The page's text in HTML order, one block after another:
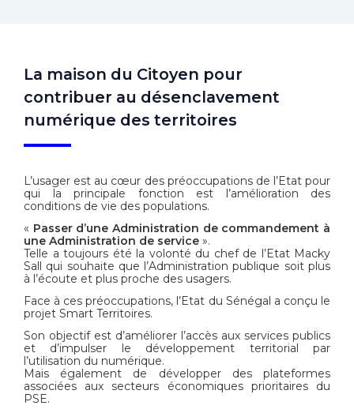
La maison du Citoyen pour
contribuer au désenclavement
numérique des territoires
L’usager est au cœur des préoccupations de l’Etat pour
qui la principale fonction est l’amélioration des
conditions de vie des populations.
« Passer d’une Administration de commandement à
une Administration de service ».
Telle a toujours été la volonté du chef de l’Etat Macky
Sall qui souhaite que l’Administration publique soit plus
à l’écoute et plus proche des usagers.
Face à ces préoccupations, l’Etat du Sénégal a conçu le
projet Smart Territoires.
Son objectif est d’améliorer l’accès aux services publics
et d’impulser le développement territorial par
l’utilisation du numérique.
Mais également de développer des plateformes
associées aux secteurs économiques prioritaires du
PSE.